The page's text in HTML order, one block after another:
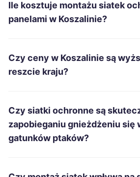
Piła
Starachowice
Zamość
Zawiercie
Ile kosztuje montażu siatek
panelami w Koszalinie?
Czy ceny w Koszalinie są
reszcie kraju?
Czy siatki ochronne są
zapobieganiu gnieżdżeniu się
gatunków ptaków?